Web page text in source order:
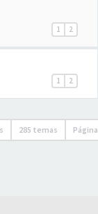
1 2
1 2
285 temas Página